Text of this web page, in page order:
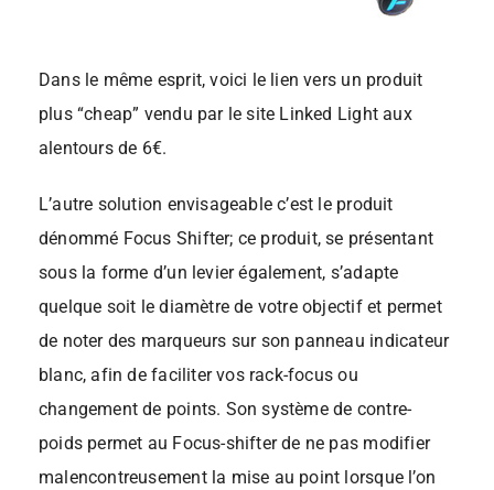
Dans le même esprit, voici le lien vers un produit
plus “cheap” vendu par le site Linked Light aux
alentours de 6€.
L’autre solution envisageable c’est le produit
dénommé Focus Shifter; ce produit, se présentant
sous la forme d’un levier également, s’adapte
quelque soit le diamètre de votre objectif et permet
de noter des marqueurs sur son panneau indicateur
blanc, afin de faciliter vos rack-focus ou
changement de points. Son système de contre-
poids permet au Focus-shifter de ne pas modifier
malencontreusement la mise au point lorsque l’on